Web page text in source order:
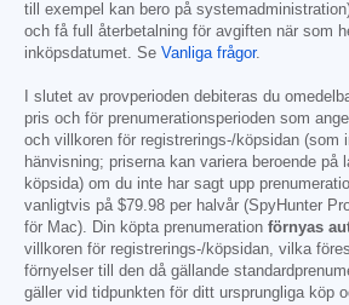
till exempel kan bero på
och få full återbetalning för avgiften när som
inköpsdatumet. Se Vanliga frågor.
I slutet av provperioden debiteras du
pris och för prenumerationsperioden som
och villkoren för registrerings-/köpsidan (som
hänvisning; priserna kan variera beroende på
köpsida) om du inte har sagt upp
vanligtvis på $79.98 per halvår (SpyHunter
för Mac). Din köpta prenumeration förnyas
villkoren för registrerings-/köpsidan, vilka
förnyelser till den då gällande
gäller vid tidpunkten för ditt ursprungliga köp